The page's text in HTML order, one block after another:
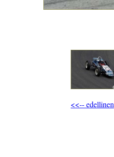
<<-- edellinen